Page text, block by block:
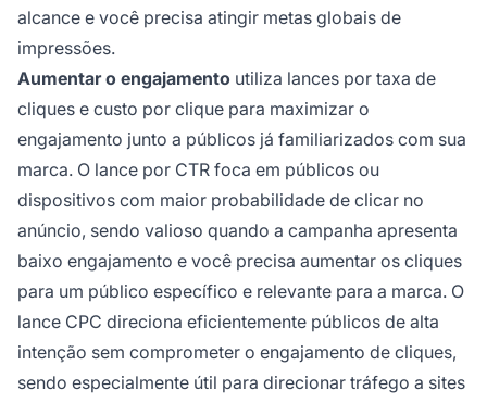
alcance e você precisa atingir metas globais de
impressões.
Aumentar o engajamento utiliza lances por taxa de
cliques e custo por clique para maximizar o
engajamento junto a públicos já familiarizados com sua
marca. O lance por CTR foca em públicos ou
dispositivos com maior probabilidade de clicar no
anúncio, sendo valioso quando a campanha apresenta
baixo engajamento e você precisa aumentar os cliques
para um público específico e relevante para a marca. O
lance CPC direciona eficientemente públicos de alta
intenção sem comprometer o engajamento de cliques,
sendo especialmente útil para direcionar tráfego a sites